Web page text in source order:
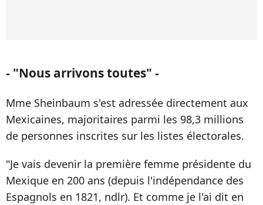
- "Nous arrivons toutes" -
Mme Sheinbaum s'est adressée directement aux
Mexicaines, majoritaires parmi les 98,3 millions
de personnes inscrites sur les listes électorales.
"Je vais devenir la première femme présidente du
Mexique en 200 ans (depuis l'indépendance des
Espagnols en 1821, ndlr). Et comme je l'ai dit en